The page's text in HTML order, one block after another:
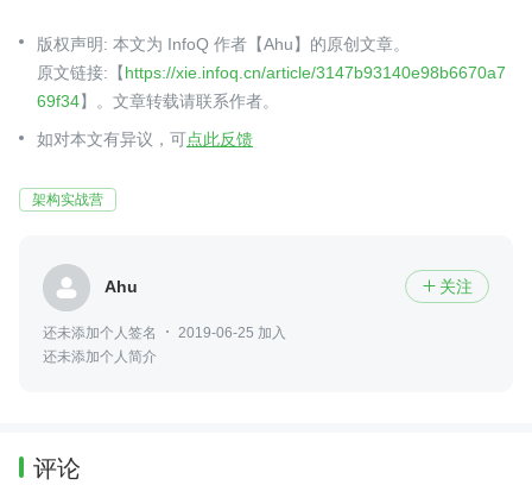
版权声明: 本文为 InfoQ 作者【Ahu】的原创文章。
原文链接:【https://xie.infoq.cn/article/3147b93140e98b6670a7
69f34】。文章转载请联系作者。
如对本文有异议，可点此反馈
架构实战营
Ahu  关注
还未添加个人签名
2019-06-25 加入
还未添加个人简介
评论